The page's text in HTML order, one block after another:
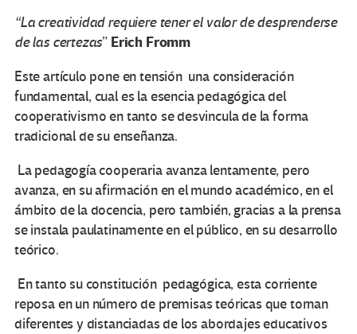
“La creatividad requiere tener el valor de desprenderse
de las certezas” Erich Fromm
Este artículo pone en tensión una consideración
fundamental, cual es la esencia pedagógica del
cooperativismo en tanto se desvincula de la forma
tradicional de su enseñanza.
La pedagogía cooperaria avanza lentamente, pero
avanza, en su afirmación en el mundo académico, en el
ámbito de la docencia, pero también, gracias a la prensa
se instala paulatinamente en el público, en su desarrollo
teórico.
En tanto su constitución pedagógica, esta corriente
reposa en un número de premisas teóricas que tornan
diferentes y distanciadas de los abordajes educativos